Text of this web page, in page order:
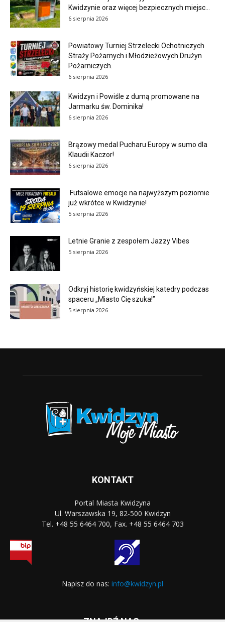
Kwidzynie oraz więcej bezpiecznych miejsc...
6 sierpnia 2026
Powiatowy Turniej Strzelecki Ochotniczych
Straży Pożarnych i Młodzieżowych Drużyn
Pożarniczych.
6 sierpnia 2026
Kwidzyn i Powiśle z dumą promowane na
Jarmarku św. Dominika!
6 sierpnia 2026
Brązowy medal Pucharu Europy w sumo dla
Klaudii Kaczor!
6 sierpnia 2026
Futsalowe emocje na najwyższym poziomie
już wkrótce w Kwidzynie!
5 sierpnia 2026
Letnie Granie z zespołem Jazzy Vibes
5 sierpnia 2026
Odkryj historię kwidzyńskiej katedry podczas
spaceru „Miasto Cię szuka!”
5 sierpnia 2026
KONTAKT
Portal Miasta Kwidzyna
Ul. Warszawska 19, 82-500 Kwidzyn
Tel. +48 55 6464 700, Fax. +48 55 6464 703
Napisz do nas: info@kwidzyn.pl